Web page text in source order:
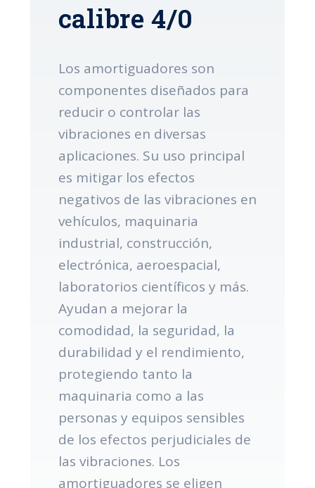
calibre 4/0
Los amortiguadores son
componentes diseñados para
reducir o controlar las
vibraciones en diversas
aplicaciones. Su uso principal
es mitigar los efectos
negativos de las vibraciones en
vehículos, maquinaria
industrial, construcción,
electrónica, aeroespacial,
laboratorios científicos y más.
Ayudan a mejorar la
comodidad, la seguridad, la
durabilidad y el rendimiento,
protegiendo tanto la
maquinaria como a las
personas y equipos sensibles
de los efectos perjudiciales de
las vibraciones. Los
amortiguadores se eligen